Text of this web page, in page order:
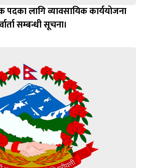
पदका लागि व्यावसायिक कार्ययोजना
सम्बन्धी सूचना।